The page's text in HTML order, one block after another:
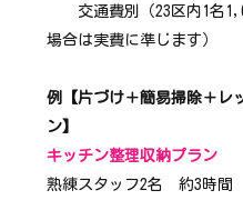
交通費別（23区内1名
場合は実費に準じます）
例【片づけ＋簡易掃除＋
ン】
キッチン整理収納プラン
熟練スタッフ2名 約3時間